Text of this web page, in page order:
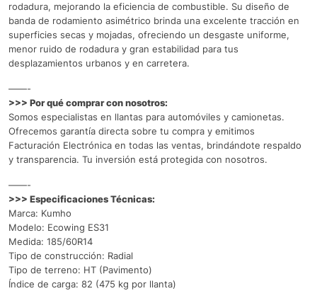
rodadura, mejorando la eficiencia de combustible. Su diseño de
banda de rodamiento asimétrico brinda una excelente tracción en
superficies secas y mojadas, ofreciendo un desgaste uniforme,
menor ruido de rodadura y gran estabilidad para tus
desplazamientos urbanos y en carretera.
——-
>>> Por qué comprar con nosotros:
Somos especialistas en llantas para automóviles y camionetas.
Ofrecemos garantía directa sobre tu compra y emitimos
Facturación Electrónica en todas las ventas, brindándote respaldo
y transparencia. Tu inversión está protegida con nosotros.
——-
>>> Especificaciones Técnicas:
Marca: Kumho
Modelo: Ecowing ES31
Medida: 185/60R14
Tipo de construcción: Radial
Tipo de terreno: HT (Pavimento)
Índice de carga: 82 (475 kg por llanta)